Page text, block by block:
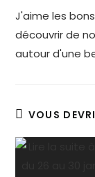
J'aime les
découvrir de
autour d'une
VOUS